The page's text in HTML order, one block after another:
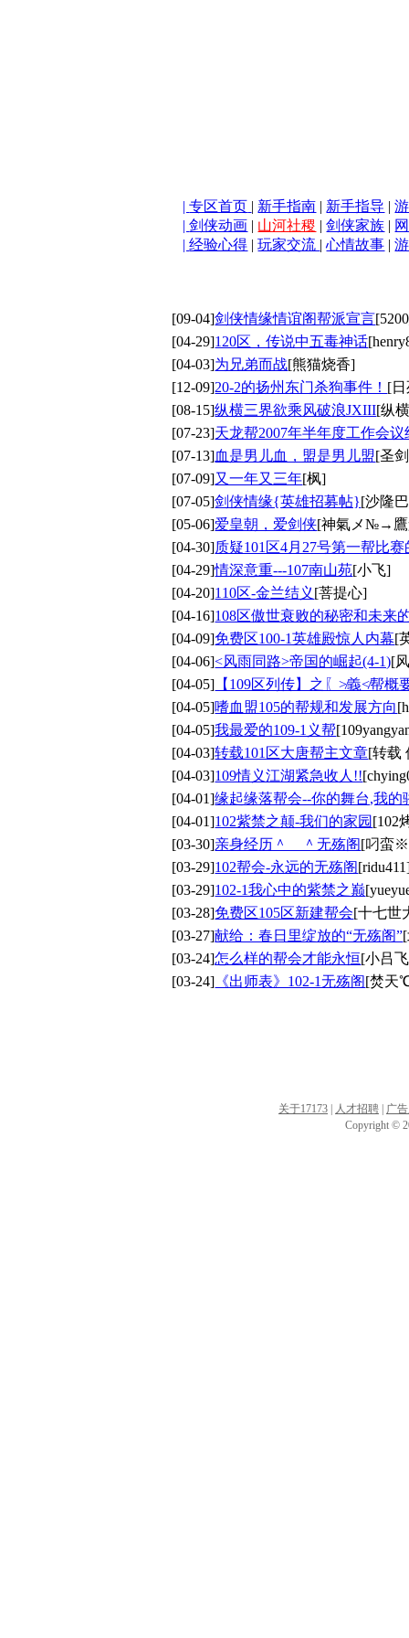
|专区首页 | 新手指南 | 新手指导 |
|剑侠动画 | 山河社稷 |剑侠家族 |
|经验心得 |玩家交流 |心情故事 |
[09-04]剑侠情缘情谊阁帮派宣言
[04-29]120区，传说中五毒神话
[04-03]为兄弟而战[熊猫烧香]
[12-09]20-2的扬州东门杀狗事件！ [
[08-15]纵横三界欲乘风破浪JXIII[纵
[07-23]天龙帮2007年半年度工作会议
[07-13]血是男儿血，盟是男儿盟[圣
[07-09]又一年又三年[枫]
[07-05]剑侠情缘{英雄招募帖}[沙隆
[05-06]爱皇朝，爱剑侠[神氣メ№→
[04-30]质疑101区4月27号第一帮比
[04-29]情深意重---107南山苑[小飞]
[04-20]110区-金兰结义 [菩提心]
[04-16]108区傲世衰败的秘密和未来
[04-09]免费区100-1英雄殿惊人内幕[
[04-06]<风雨同路>帝国的崛起(4-1)[
[04-05] 【109区列传】之〖≯義≮帮概
[04-05]嗜血盟105的帮规和发展方向
[04-05]我最爱的109-1义帮
[04-03]转载101区大唐帮主文章[转载
[04-03]109情义江湖紧急收人!!
[04-01]缘起缘落帮会--你的舞台,我的
[04-01]102紫禁之颠-我们的家园 [102
[03-30]亲身经历＾＿＾无殇阁[叼蛮
[03-29]102帮会-永远的无殇阁
[03-29]102-1我心中的紫禁之巅
[03-28]免费区105区新建帮会[十七世
[03-27]献给：春日里绽放的“无殇阁”
[03-24]怎么样的帮会才能永恒[小吕
[03-24] 《出师表》102-1无殇阁[焚天
关于17173 人才招聘
广
Copyright ©